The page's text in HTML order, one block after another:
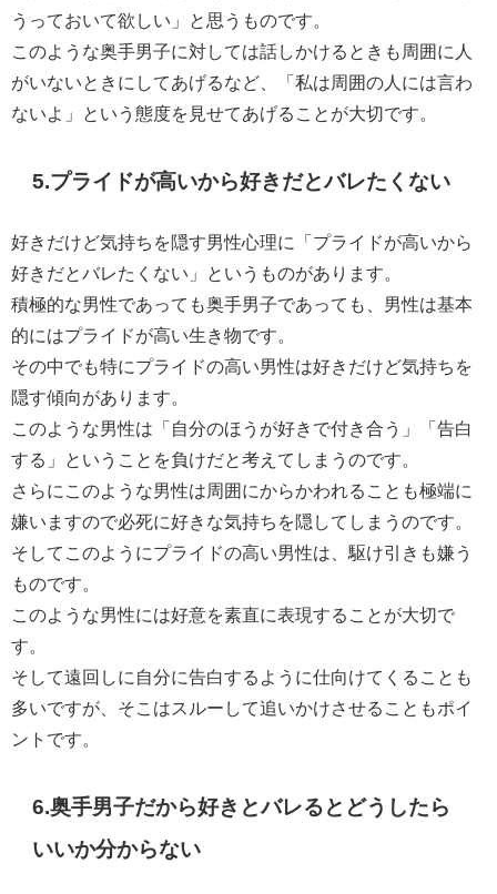
うっておいて欲しい」と思うものです。
このような奥手男子に対しては話しかけるときも周囲に人
がいないときにしてあげるなど、「私は周囲の人には言わ
ないよ」という態度を見せてあげることが大切です。
5.プライドが高いから好きだとバレたくない
好きだけど気持ちを隠す男性心理に「プライドが高いから
好きだとバレたくない」というものがあります。
積極的な男性であっても奥手男子であっても、男性は基本
的にはプライドが高い生き物です。
その中でも特にプライドの高い男性は好きだけど気持ちを
隠す傾向があります。
このような男性は「自分のほうが好きで付き合う」「告白
する」ということを負けだと考えてしまうのです。
さらにこのような男性は周囲にからかわれることも極端に
嫌いますので必死に好きな気持ちを隠してしまうのです。
そしてこのようにプライドの高い男性は、駆け引きも嫌う
ものです。
このような男性には好意を素直に表現することが大切で
す。
そして遠回しに自分に告白するように仕向けてくることも
多いですが、そこはスルーして追いかけさせることもポイ
ントです。
6.奥手男子だから好きとバレるとどうしたら
いいか分からない